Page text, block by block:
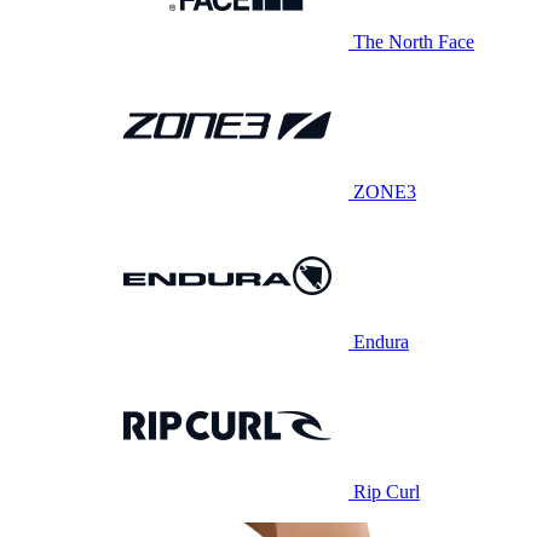
The North Face
ZONE3
Endura
Rip Curl